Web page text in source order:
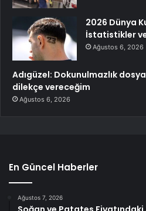
2026 Dünya
İstatistikler
Ağustos 6, 2026
Adıgüzel: Dokunulmazlık
dilekçe vereceğim
Ağustos 6, 2026
En Güncel Haberler
Ağustos 7, 2026